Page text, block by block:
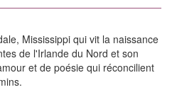
Mississippi qui vit la naissance
de l'Irlande du Nord et son
et de poésie qui réconcilient